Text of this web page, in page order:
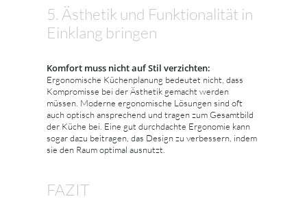
5. Ästhetik und Funktionalität in
Einklang bringen
Komfort muss nicht auf Stil verzichten:
Ergonomische Küchenplanung bedeutet nicht, dass
Kompromisse bei der Ästhetik gemacht werden
müssen. Moderne ergonomische Lösungen sind oft
auch optisch ansprechend und tragen zum Gesamtbild
der Küche bei. Eine gut durchdachte Ergonomie kann
sogar dazu beitragen, das Design zu verbessern, indem
sie den Raum optimal ausnutzt.
FAZIT